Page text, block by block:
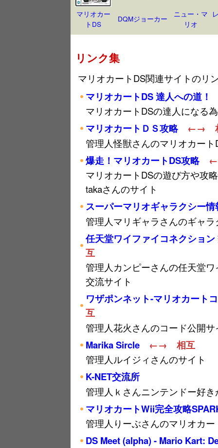
マリオカー
トDS
DQMジョーカー
ニュー・マ
リオ
リンク集
マリオカートDS関連サイトのリ
マリオカートDS 達人への道！
マリオカートDSの達人になる
マリオカートＤＳ攻略←→
管理人怪獣さんのマリオカー
爆走！マリオカートDS攻略
マリオカートDSの遊び方や攻
takaさんのサイト
スーパーマリオギャラクシー情
管理人マリギャラさんのギャ
任天堂ワイファイコネクショ
互
管理人カンピーさんの任天堂
交流サイト
ワザポンネット-マリオカート
互
管理人花火さんのコード公開サ
Marika Sircle ←→ 相互
管理人ルイジィさんのサイト
K-NET交流所
管理人ｋさんニンテンドー好
マリオカートWii完全攻略
管理人りーぶさんのマリオカ
DS Meet (alpha) - Mario Kart: